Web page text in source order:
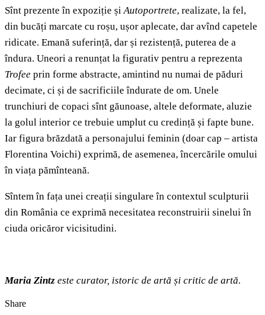
Sînt prezente în expoziție șiAutoportrete, realizate, la fel,
din bucăți marcate cu roșu, ușor aplecate, dar avînd capetele
ridicate. Emană suferință, dar și rezistență, puterea de a
îndura. Uneori a renunțat la figurativ pentru a reprezenta
Trofee prin forme abstracte, amintind nu numai de păduri
decimate, ci și de sacrificiile îndurate de om. Unele
trunchiuri de copaci sînt găunoase, altele deformate, aluzie
la golul interior ce trebuie umplut cu credință și fapte bune.
Iar figura brăzdată a personajului feminin (doar cap – artista
Florentina Voichi) exprimă, de asemenea, încercările omului
în viața pămînteană.
Sîntem în fața unei creații singulare în contextul sculpturii
din România ce exprimă necesitatea reconstruirii sinelui în
ciuda oricăror vicisitudini.
Maria Zintz este curator, istoric de artă și critic de artă.
Share